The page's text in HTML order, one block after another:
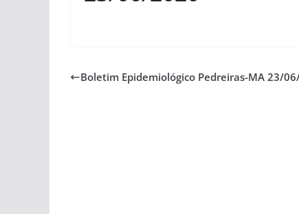
Boletim Epidemiológico Pedreiras-MA 23/